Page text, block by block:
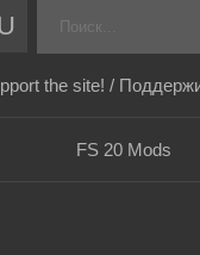
the site! /
FS 20 Mods